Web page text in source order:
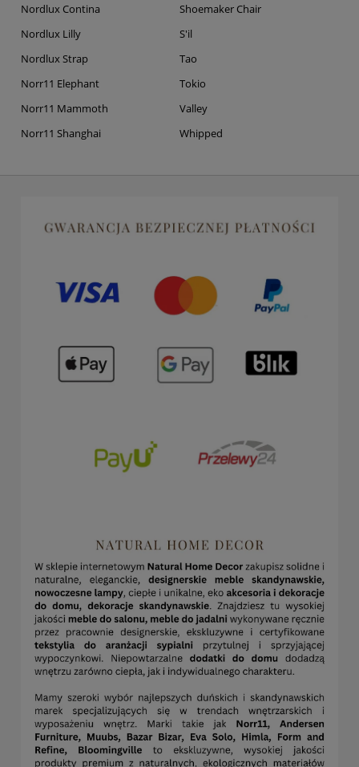
Nordlux Contina
Nordlux Lilly
Nordlux Strap
Norr11 Elephant
Norr11 Mammoth
Norr11 Shanghai
Shoemaker Chair
S'il
Tao
Tokio
Valley
Whipped